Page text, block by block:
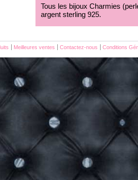
Tous les bijoux Charmies
argent sterling 925.
Meilleures ventes Contactez-nous Conditions